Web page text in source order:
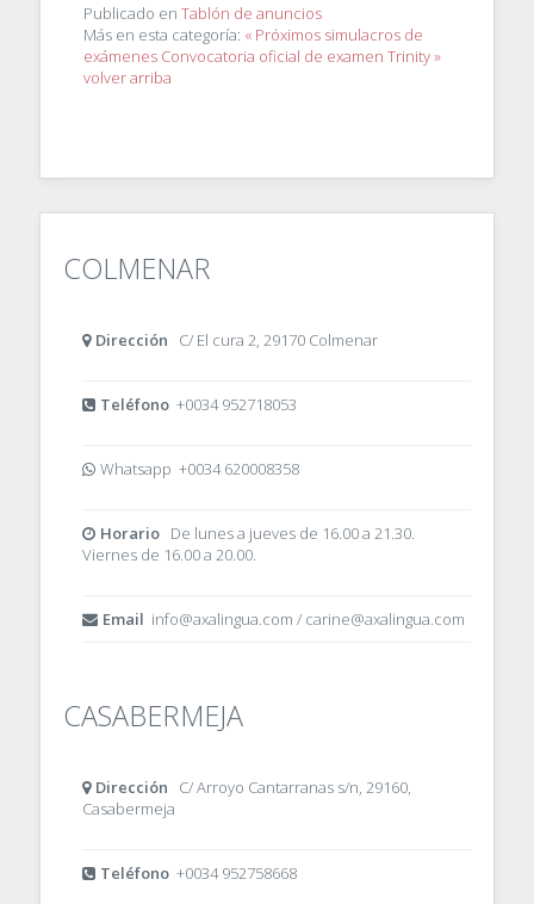
Publicado en Tablón de anuncios
Más en esta categoría: « Próximos simulacros de
exámenes Convocatoria oficial de examen Trinity »
volver arriba
COLMENAR
Dirección C/ El cura 2, 29170 Colmenar
Teléfono+0034 952718053
Whatsapp +0034 620008358
HorarioDe lunes a jueves de 16.00 a 21.30.
Viernes de 16.00 a 20.00.
Email info@axalingua.com / carine@axalingua.com
CASABERMEJA
Dirección C/ Arroyo Cantarranas s/n, 29160,
Casabermeja
Teléfono+0034 952758668